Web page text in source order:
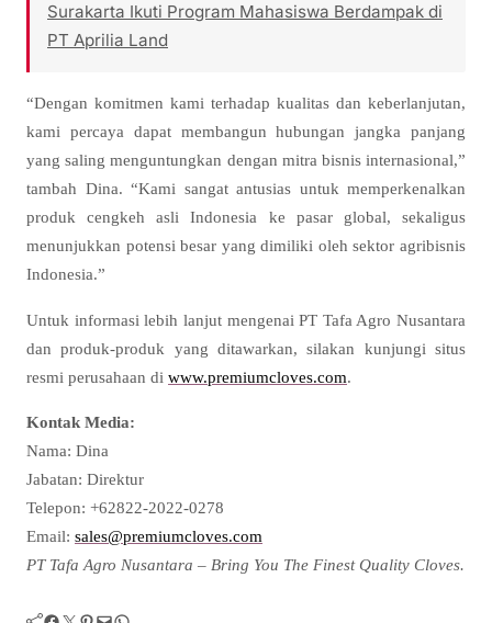
Surakarta Ikuti Program Mahasiswa Berdampak di
PT Aprilia Land
“Dengan komitmen kami terhadap kualitas dan keberlanjutan,
kami percaya dapat membangun hubungan jangka panjang
yang saling menguntungkan dengan mitra bisnis internasional,”
tambah Dina. “Kami sangat antusias untuk memperkenalkan
produk cengkeh asli Indonesia ke pasar global, sekaligus
menunjukkan potensi besar yang dimiliki oleh sektor agribisnis
Indonesia.”
Untuk informasi lebih lanjut mengenai PT Tafa Agro Nusantara
dan produk-produk yang ditawarkan, silakan kunjungi situs
resmi perusahaan di www.premiumcloves.com.
Kontak Media:
Nama: Dina
Jabatan: Direktur
Telepon: +62822-2022-0278
Email: sales@premiumcloves.com
PT Tafa Agro Nusantara – Bring You The Finest Quality Cloves.